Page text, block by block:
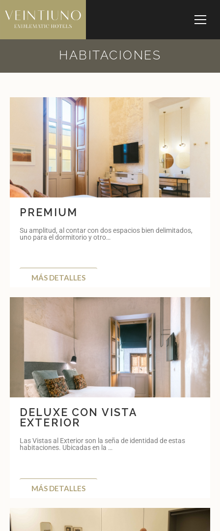
HABITACIONES
PREMIUM
Su amplitud, al contar con dos espacios bien delimitados,
uno para el dormitorio y otro…
MÁS DETALLES
DELUXE CON VISTA
EXTERIOR
Las Vistas al Exterior son la seña de identidad de estas
habitaciones. Ubicadas en la …
MÁS DETALLES